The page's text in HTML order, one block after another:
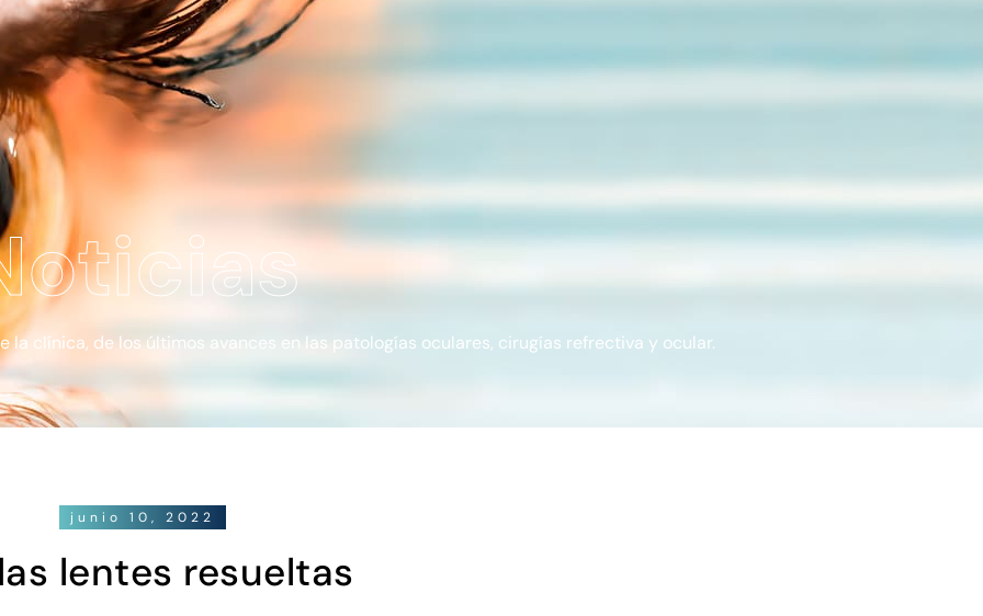
clínica, de los últimos avances en las patologías oculares, cirugías refrectiva y ocular.
junio 10, 2022
lentes resueltas